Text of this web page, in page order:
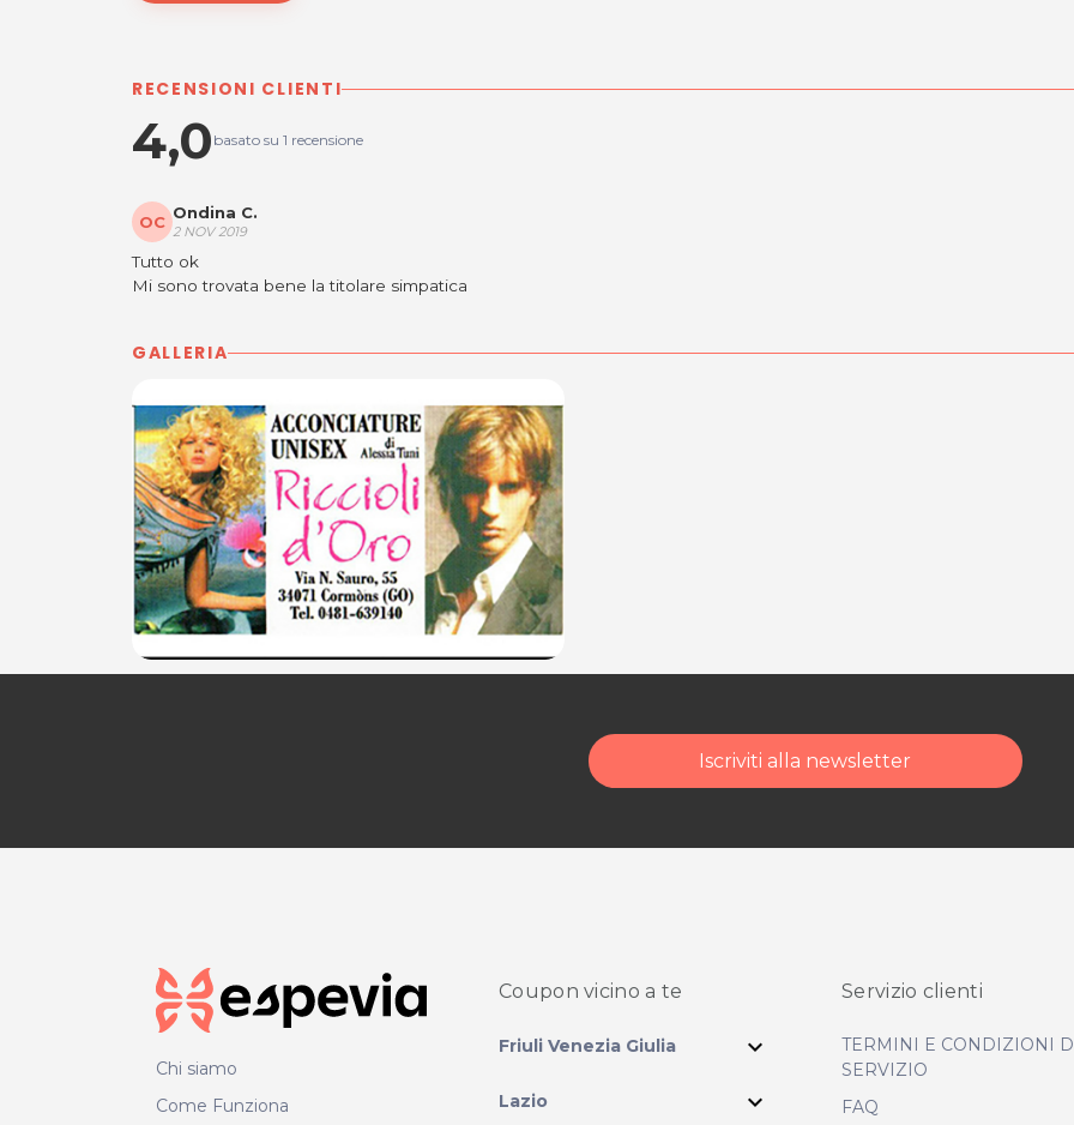
RECENSIONI CLIENTI
4,0 basato su 1 recensione
OC Ondina C.
2 NOV 2019
Tutto ok
Mi sono trovata bene la titolare simpatica
GALLERIA
Iscriviti alla newsletter
Chi siamo
Come Funziona
Coupon vicino a te
Friuli Venezia Giulia expand_more
Lazio expand_more
Servizio clienti
TERMINI E CONDIZIONI
SERVIZIO
FAQ